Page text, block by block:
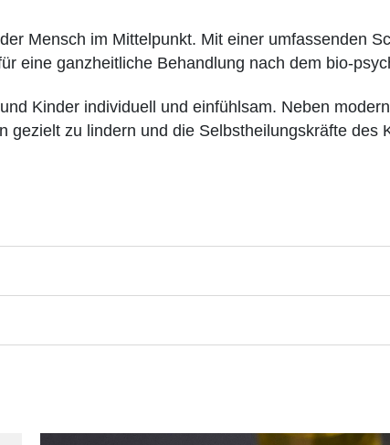
Mensch im Mittelpunkt. Mit einer umfassenden
eine ganzheitliche Behandlung nach dem bio-
Kinder individuell und einfühlsam. Neben
zu lindern und die Selbstheilungskräfte des